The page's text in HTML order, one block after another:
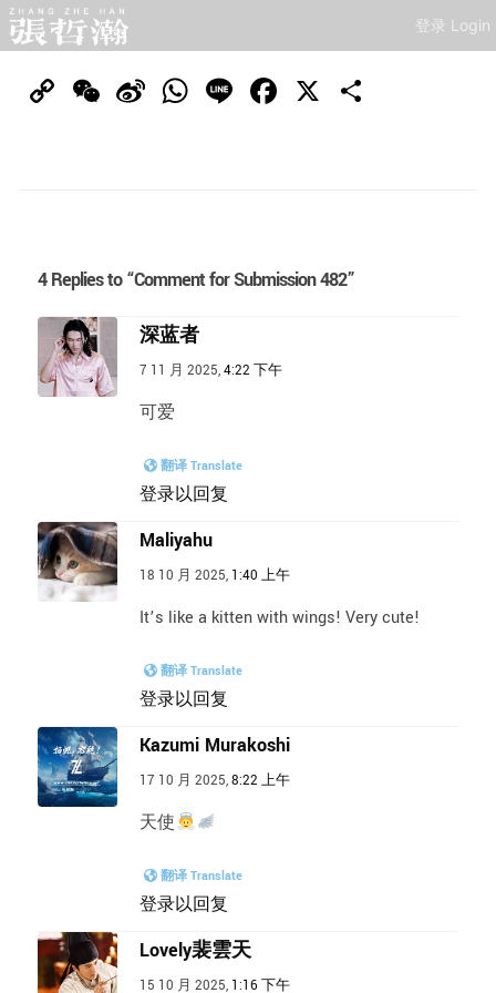
登录 Login
CopyWeChat
SinaWhatsApp
Line Facebook
X
4 Replies to “Comment for Submission 482”
深蓝者
7 11 月 2025,4:22 下午
可爱
翻译 Translate
登录以回复
Maliyahu
18 10 月 2025, 1:40 上午
It’s like a kitten with wings! Very cute!
翻译 Translate
登录以回复
Kazumi Murakoshi
17 10 月 2025,8:22 上午
天使
翻译 Translate
登录以回复
Lovely裴雲天
15 10 月 2025, 1:16 下午